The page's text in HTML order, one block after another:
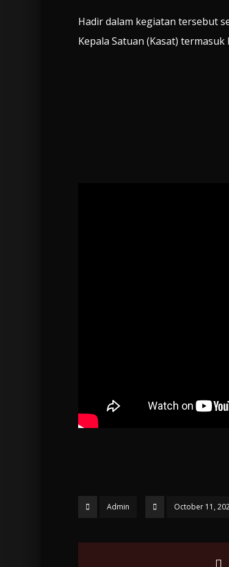
Hadir dalam kegiatan tersebut
Kepala Satuan (Kasat)
Admin October 11,